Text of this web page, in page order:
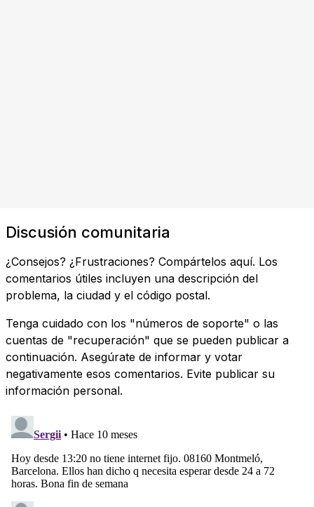
Discusión comunitaria
¿Consejos? ¿Frustraciones? Compártelos aquí. Los
comentarios útiles incluyen una descripción del
problema, la ciudad y el código postal.
Tenga cuidado con los "números de soporte" o las
cuentas de "recuperación" que se pueden publicar a
continuación. Asegúrate de informar y votar
negativamente esos comentarios. Evite publicar su
información personal.